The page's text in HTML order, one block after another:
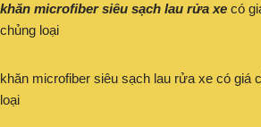
khăn microfiber siêu sạch lau rửa xe có
chủng loại
khăn microfiber siêu sạch lau rửa xe có giá
loại